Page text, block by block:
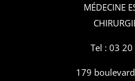
MÉDECINE
Tel : 03
179